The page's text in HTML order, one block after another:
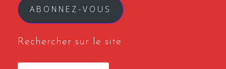
ABONNEZ-VOUS
Rechercher sur le site